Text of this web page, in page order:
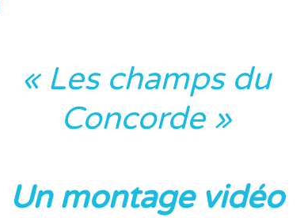
« Les champs du
Concorde»
Un montage vidéo